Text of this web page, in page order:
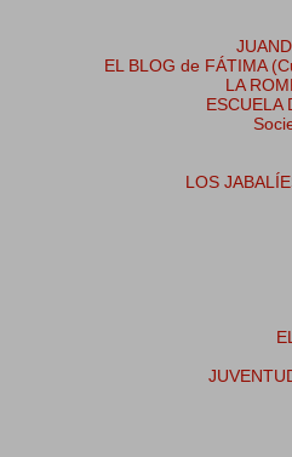
EL BLOG de FÁTIMA
LA
ESCUELA
LOS